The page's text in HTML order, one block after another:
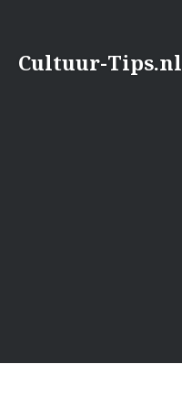
inhoudCultuur-Tips.nl